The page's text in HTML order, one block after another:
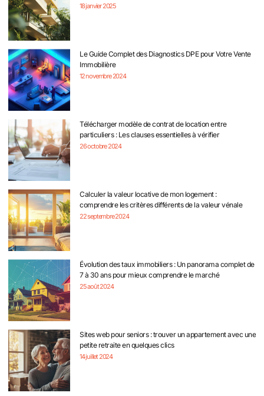
18 janvier 2025
Le Guide Complet des Diagnostics DPE pour Votre Vente
Immobilière
12 novembre 2024
Télécharger modèle de contrat de location entre
particuliers : Les clauses essentielles à vérifier
26 octobre 2024
Calculer la valeur locative de mon logement :
comprendre les critères différents de la valeur vénale
22 septembre 2024
Évolution des taux immobiliers : Un panorama complet de
7 à 30 ans pour mieux comprendre le marché
25 août 2024
Sites web pour seniors : trouver un appartement avec une
petite retraite en quelques clics
14 juillet 2024